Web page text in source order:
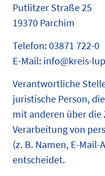
Putlitzer Straße 25
19370 Parchim
Telefon: 03871 722-0
E-Mail: info@kreis-
Verantwortliche
juristische Person,
mit anderen über
Verarbeitung von
(z. B. Namen, E-Mail-
entscheidet.